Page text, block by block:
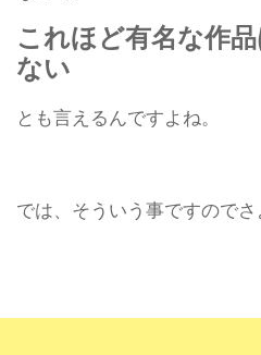
これほど有名な作
ない
とも言えるんですよね。
では、そういう事ですのでさ